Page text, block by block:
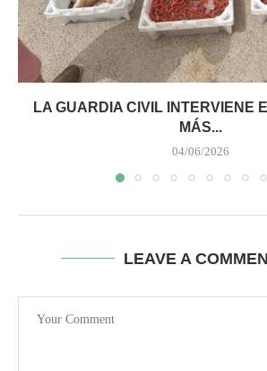
LA GUARDIA CIVIL INTERVIENE
MÁS...
04/06/2026
LEAVE A